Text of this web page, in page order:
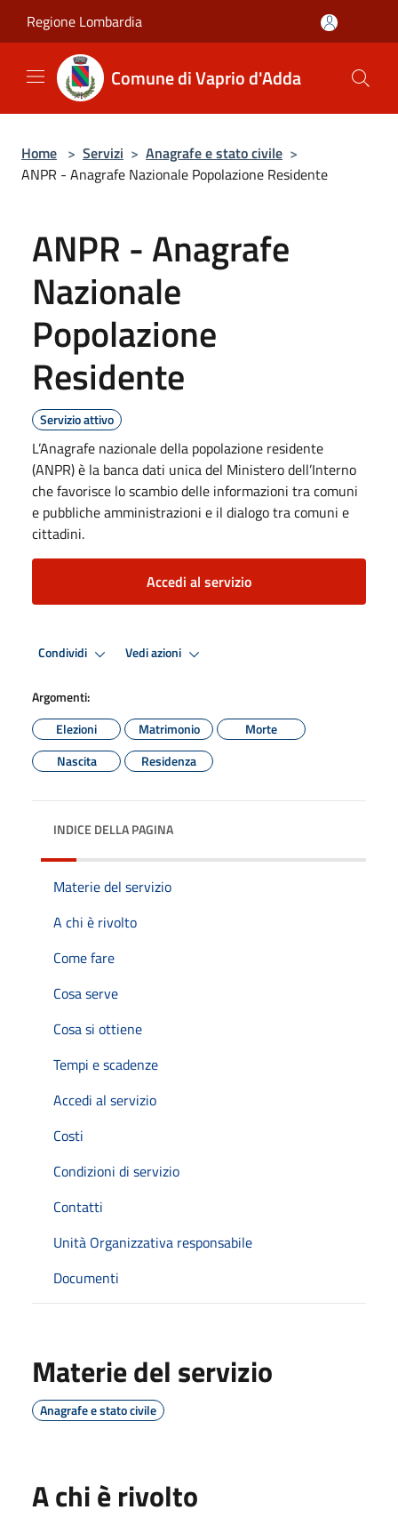
Regione Lombardia
Comune di Vaprio d'Adda
Home > Servizi > Anagrafe e stato civile >
ANPR - Anagrafe Nazionale Popolazione Residente
ANPR - Anagrafe
Nazionale
Popolazione
Residente
Servizio attivo
L’Anagrafe nazionale della popolazione residente
(ANPR) è la banca dati unica del Ministero dell’Interno
che favorisce lo scambio delle informazioni tra comuni
e pubbliche amministrazioni e il dialogo tra comuni e
cittadini.
Accedi al servizio
Condividi Vedi azioni
Argomenti:
Elezioni
Matrimonio
Morte
Nascita
Residenza
INDICE DELLA PAGINA
Materie del servizio
A chi è rivolto
Come fare
Cosa serve
Cosa si ottiene
Tempi e scadenze
Accedi al servizio
Costi
Condizioni di servizio
Contatti
Unità Organizzativa responsabile
Documenti
Materie del servizio
Anagrafe e stato civile
A chi è rivolto